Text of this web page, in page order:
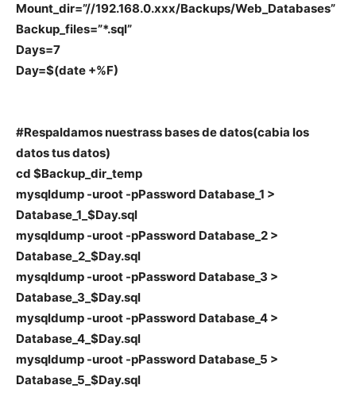
Mount_dir=”//192.168.0.xxx/Backups/Web_Databases”
Backup_files=”*.sql”
Days=7
Day=$(date +%F)
#Respaldamos nuestrass bases de datos(cabia los
datos tus datos)
cd $Backup_dir_temp
mysqldump -uroot -pPassword Database_1 >
Database_1_$Day.sql
mysqldump -uroot -pPassword Database_2 >
Database_2_$Day.sql
mysqldump -uroot -pPassword Database_3 >
Database_3_$Day.sql
mysqldump -uroot -pPassword Database_4 >
Database_4_$Day.sql
mysqldump -uroot -pPassword Database_5 >
Database_5_$Day.sql